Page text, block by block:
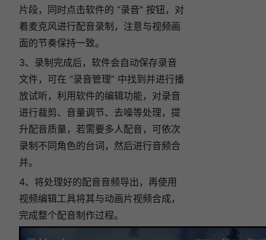
片段，同时点击软件的 “录音” 按钮，对
着麦克风进行配音录制，注意与视频画
面的节奏保持一致。
3、录制完成后，软件会自动保存录音
文件，可在 “录音管理” 中找到并进行播
放试听，利用软件的编辑功能，对录音
进行裁剪、音量调节、去噪等处理，提
升配音质量，若需要多人配音，可依次
录制不同角色的台词，然后进行音频合
并。
4、将处理好的配音音频导出，再使用
视频编辑工具将其与动画片视频合成，
完成整个配音制作过程。